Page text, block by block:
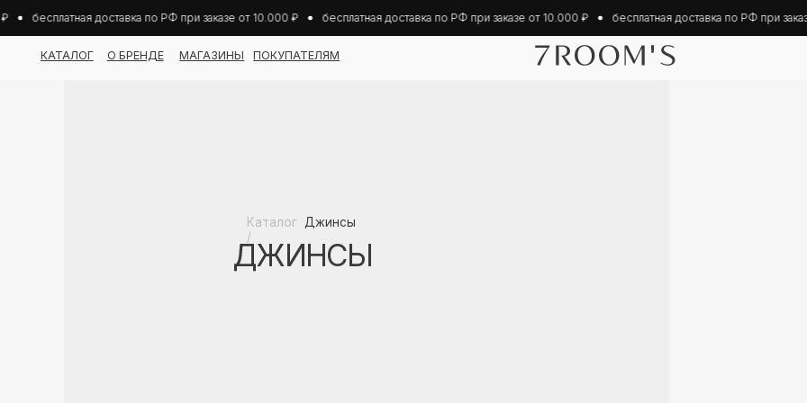
бесплатная доставка по РФ при заказе от 10.000 ₽ бесплатная доставка по РФ при заказе от 10.000 ₽ бесплатная доставка по РФ при заказе
КАТАЛОГ О БРЕНДЕ МАГАЗИНЫ ПОКУПАТЕЛЯМ
ДЖИНСЫ